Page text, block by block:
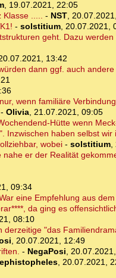
, 19.07.2021, 22:05
Klasse ..... - NST,
- solstitium, 20.07.2021,
geht. Dazu
13:42
dann ggf. auch
wenn familiäre
- Olivia, 21.07.2021, 09:05
Hütte wenn
haben selbst
wobei- solstitium,
er der Realität
09:34
eine Empfehlung aus
da ging es
08:10
"das
, 20.07.2021, 12:49
- NegaPosi,
, 20.07.2021,